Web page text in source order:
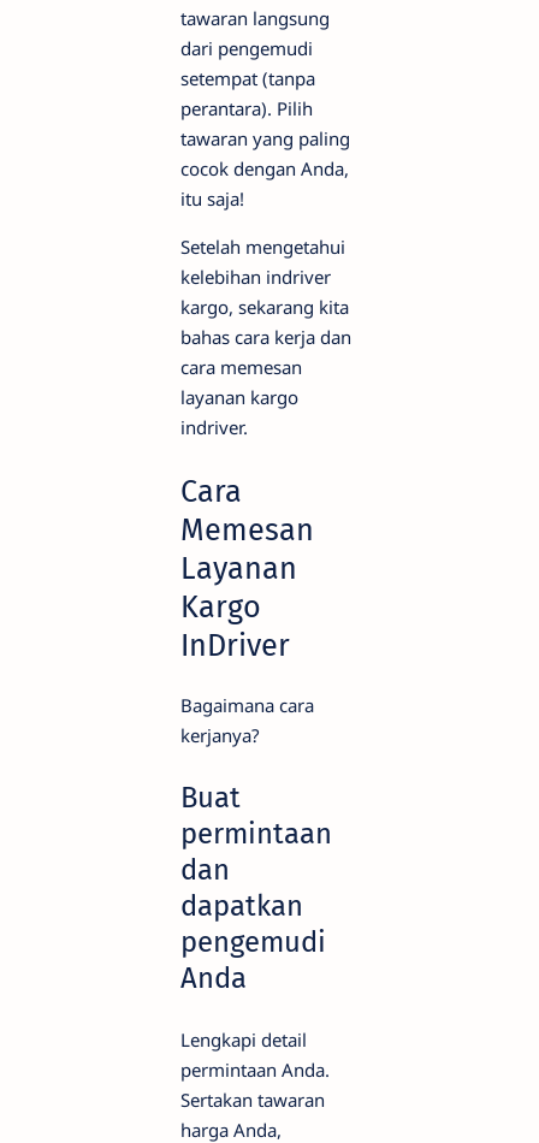
tawaran langsung
dari pengemudi
setempat (tanpa
perantara). Pilih
tawaran yang paling
cocok dengan Anda,
itu saja!
Setelah mengetahui
kelebihan indriver
kargo, sekarang kita
bahas cara kerja dan
cara memesan
layanan kargo
indriver.
Cara
Memesan
Layanan
Kargo
InDriver
Bagaimana cara
kerjanya?
Buat
permintaan
dan
dapatkan
pengemudi
Anda
Lengkapi detail
permintaan Anda.
Sertakan tawaran
harga Anda,